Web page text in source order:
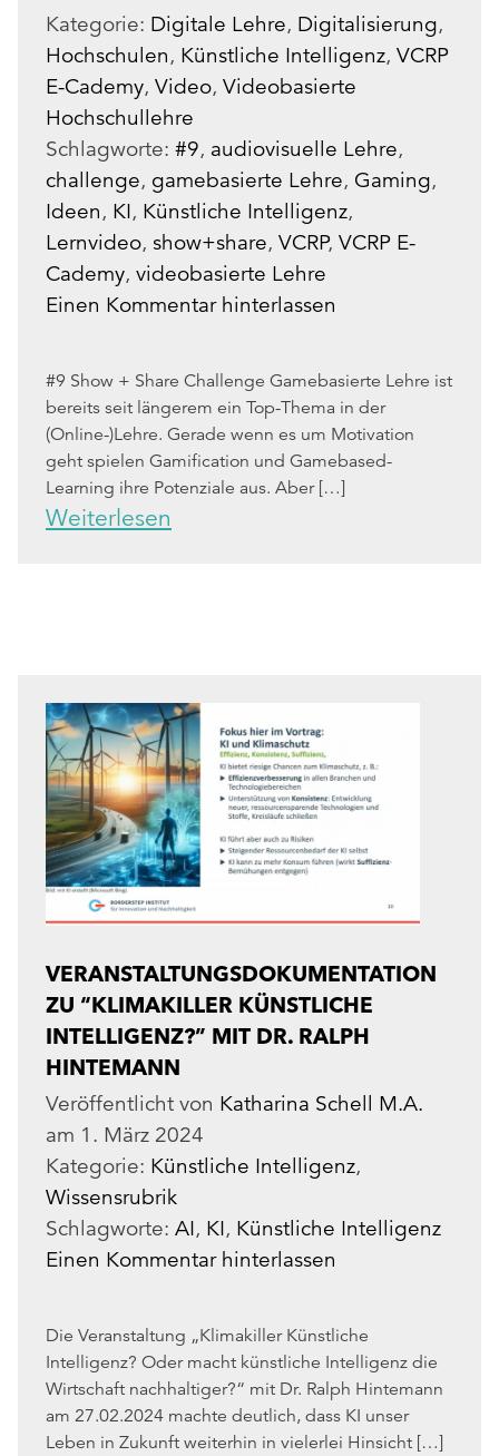
Kategorie: Digitale Lehre, Digitalisierung,
Hochschulen, Künstliche Intelligenz, VCRP
E-Cademy, Video, Videobasierte
Hochschullehre
Schlagworte: #9, audiovisuelle Lehre,
challenge, gamebasierte Lehre, Gaming,
Ideen, KI, Künstliche Intelligenz,
Lernvideo, show+share, VCRP, VCRP E-
Cademy, videobasierte Lehre
Einen Kommentar hinterlassen
#9 Show + Share Challenge Gamebasierte Lehre ist
bereits seit längerem ein Top-Thema in der
(Online-)Lehre. Gerade wenn es um Motivation
geht spielen Gamification und Gamebased-
Learning ihre Potenziale aus. Aber […]
Weiterlesen
VERANSTALTUNGSDOKUMENTATION
ZU “KLIMAKILLER KÜNSTLICHE
INTELLIGENZ?” MIT DR. RALPH
HINTEMANN
Veröffentlicht von Katharina Schell M.A.
am 1. März 2024
Kategorie: Künstliche Intelligenz,
Wissensrubrik
Schlagworte: AI, KI, Künstliche Intelligenz
Einen Kommentar hinterlassen
Die Veranstaltung „Klimakiller Künstliche
Intelligenz? Oder macht künstliche Intelligenz die
Wirtschaft nachhaltiger?“ mit Dr. Ralph Hintemann
am 27.02.2024 machte deutlich, dass KI unser
Leben in Zukunft weiterhin in vielerlei Hinsicht […]